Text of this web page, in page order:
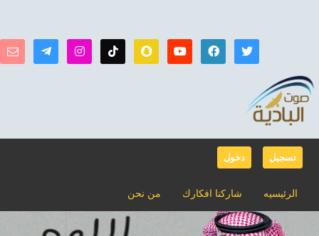
دخول تسجيل
من نحن شاركنا افكارك الرئيسيه